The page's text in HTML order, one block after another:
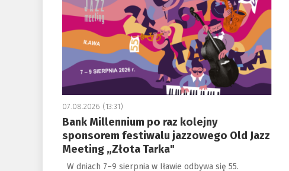
07.08.2026 (13:31)
Bank Millennium po raz kolejny
sponsorem festiwalu jazzowego Old Jazz
Meeting „Złota Tarka"
W dniach 7–9 sierpnia w Iławie odbywa się 55.